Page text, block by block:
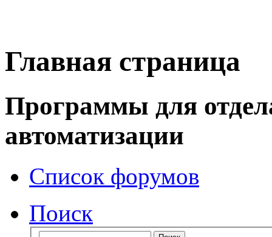
Главная страница
Программы для
автоматизации
Список форумов
Поиск